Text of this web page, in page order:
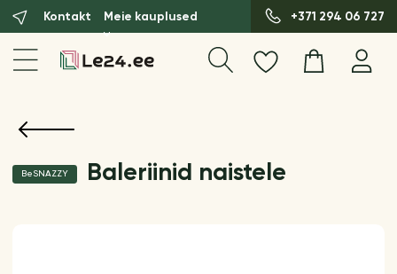
Kontakt Meie kauplused +371 294 06 727
BeSNAZZY Baleriinid naistele